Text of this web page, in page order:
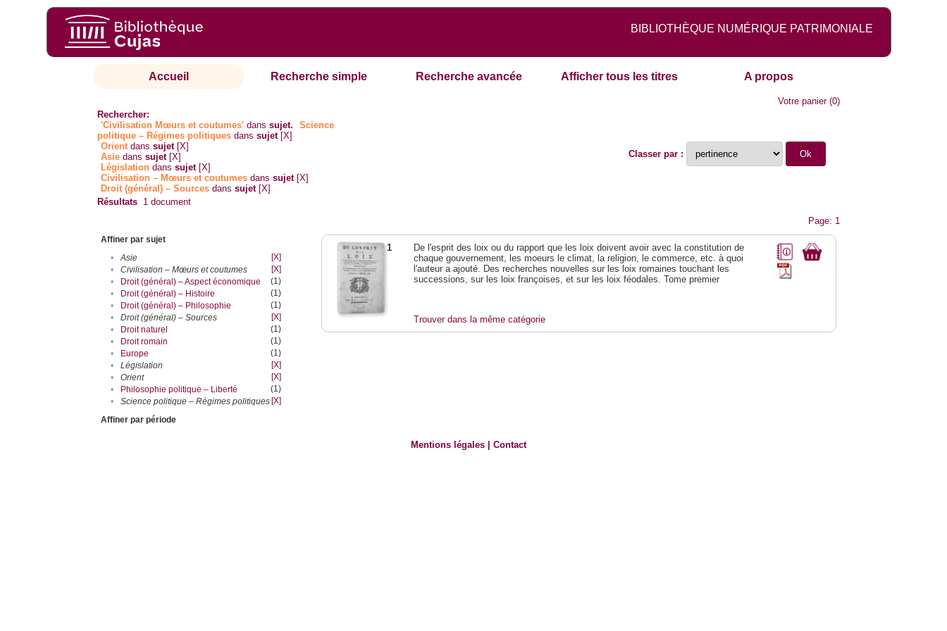
BIBLIOTHÈQUE NUMÉRIQUE PATRIMONIALE
Accueil Recherche simple Recherche avancée Afficher tous les titres A propos
Votre panier(0)
Rechercher:
'Civilisation Mœurs et coutumes' danssujet.
Science
politique – Régimes politiques danssujet [X]
Orientdanssujet [X]
Asie danssujet [X]
Législation danssujet [X]
Civilisation – Mœurs et coutumes danssujet [X]
Droit (général) – Sources danssujet [X]
Classer par :
Résultats 1 document
Page: 1
Affiner par sujet
•
Asie
[X]
•
Civilisation – Mœurs et coutumes
[X]
•
Droit (général) – Aspect économique
(1)
•
Droit (général) – Histoire
(1)
•
Droit (général) – Philosophie
(1)
•
Droit (général) – Sources
[X]
•
Droit naturel
(1)
•
Droit romain
(1)
•
Europe
(1)
•
Législation
[X]
•
Orient
[X]
•
Philosophie politique – Liberté
(1)
•
Science politique – Régimes politiques [X]
Affiner par période
1
De l'esprit des loix ou du rapport que les loix doivent avoir avec la constitution de
chaque gouvernement, les moeurs le climat, la religion, le commerce, etc. à quoi
l'auteur a ajouté. Des recherches nouvelles sur les loix romaines touchant les
successions, sur les loix françoises, et sur les loix féodales. Tome premier
Trouver dans la même catégorie
Mentions légales |Contact